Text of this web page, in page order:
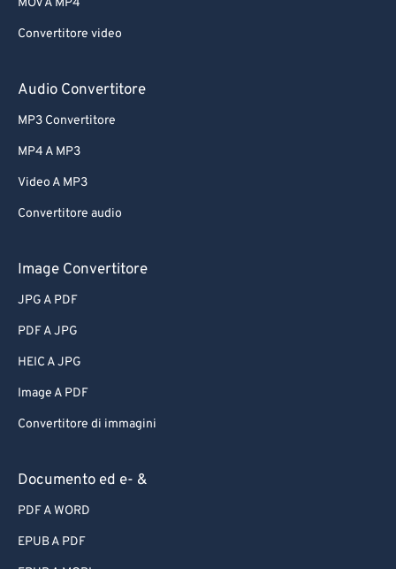
MOV A MP4
Convertitore video
Audio Convertitore
MP3 Convertitore
MP4 A MP3
Video A MP3
Convertitore audio
Image Convertitore
JPG A PDF
PDF A JPG
HEIC A JPG
Image A PDF
Convertitore di immagini
Documento ed e- &
PDF A WORD
EPUB A PDF